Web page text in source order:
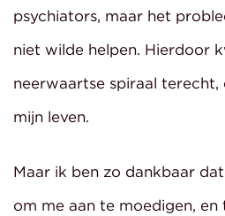
psychiators, maar het
niet wilde helpen. Hierdoor
neerwaartse spiraal terecht,
mijn leven.
Maar ik ben zo dankbaar
om me aan te moedigen, en